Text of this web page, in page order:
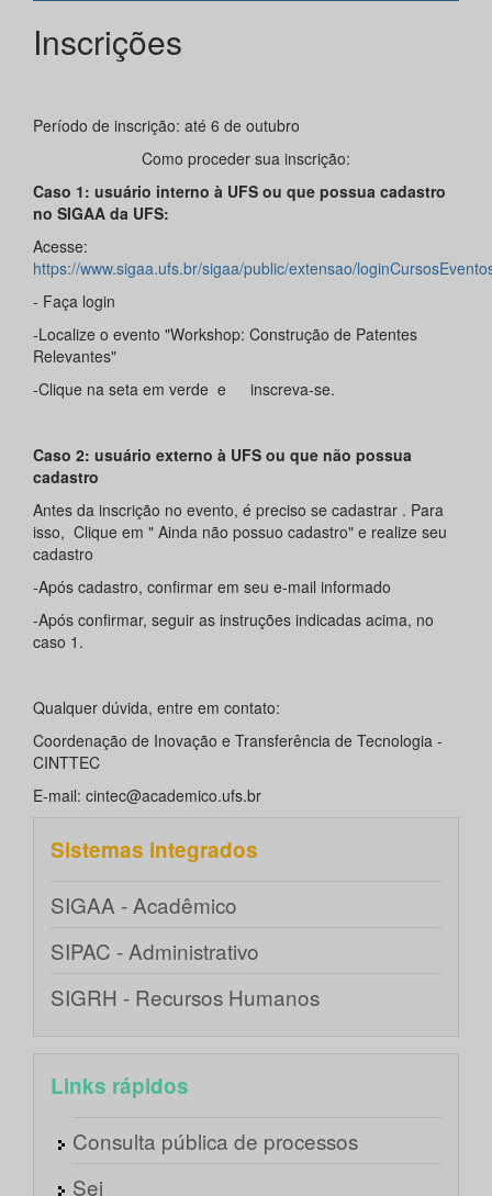
Inscrições
Período de inscrição: até 6 de outubro
Como proceder sua inscrição:
Caso 1: usuário interno à UFS ou que possua cadastro
no SIGAA da UFS:
Acesse:
https://www.sigaa.ufs.br/sigaa/public/extensao/
- Faça login
-Localize o evento "Workshop: Construção de Patentes
Relevantes"
-Clique na seta em verde e
inscreva-se.
Caso 2: usuário externo à UFS ou que não possua
cadastro
Antes da inscrição no evento, é preciso se cadastrar . Para
isso, Clique em " Ainda não possuo cadastro" e realize seu
cadastro
-Após cadastro, confirmar em seu e-mail informado
-Após confirmar, seguir as instruções indicadas acima, no
caso 1.
Qualquer dúvida, entre em contato:
Coordenação de Inovação e Transferência de Tecnologia -
CINTTEC
E-mail: cintec@academico.ufs.br
Sistemas integrados
SIGAA - Acadêmico
SIPAC - Administrativo
SIGRH - Recursos Humanos
Links rápidos
Consulta pública de processos
Sei